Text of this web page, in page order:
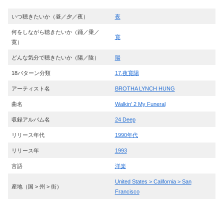
いつ聴きたいか（昼／夕／夜） 夜
何をしながら聴きたいか（踊／乗／
寛）
寛
どんな気分で聴きたいか（陽／陰） 陽
18パターン分類 17.夜寛陽
アーティスト名 BROTHA LYNCH HUNG
曲名 Walkin’ 2 My Funeral
収録アルバム名 24 Deep
リリース年代 1990年代
リリース年 1993
言語 洋楽
産地（国 > 州 > 街）
United States > California > San
Francisco